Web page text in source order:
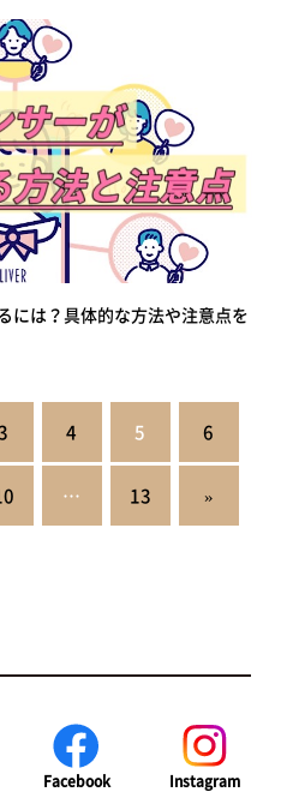
には？具体的な方法や注意点を
4 5 6
… 13 »
Facebook Instagram